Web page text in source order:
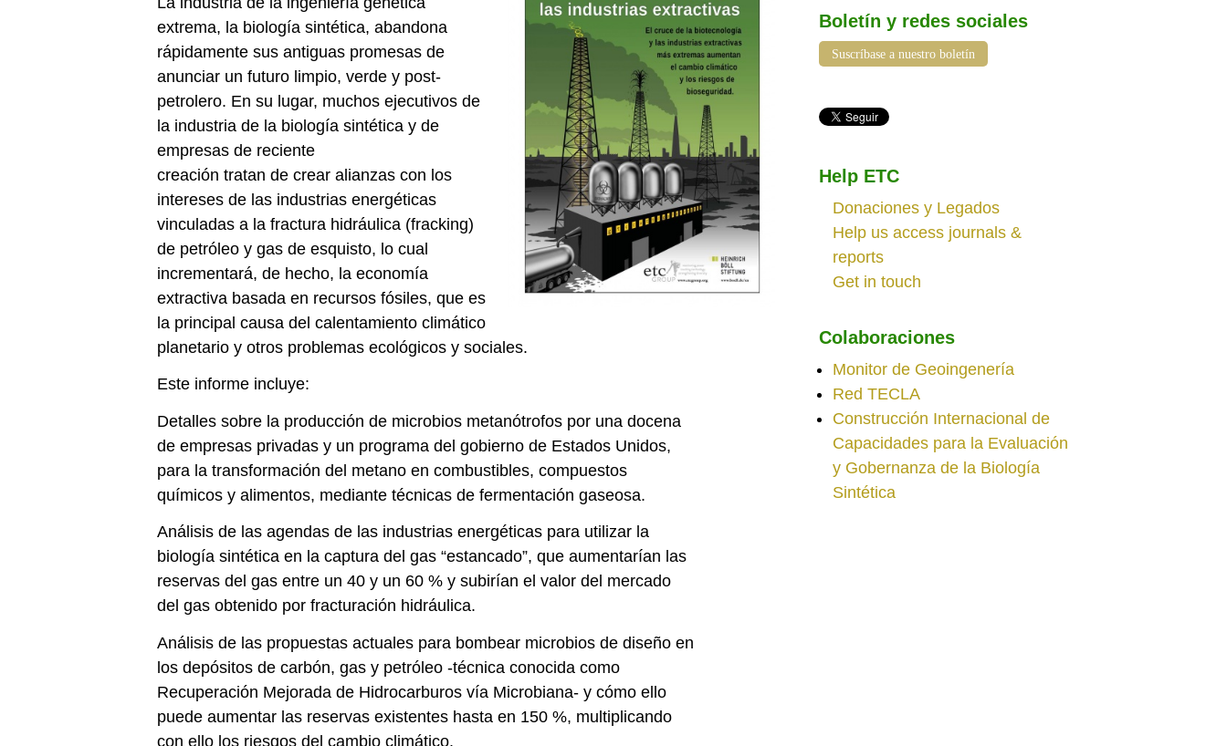
extrema, la biología sintética, abandona
rápidamente sus antiguas promesas de
anunciar un futuro limpio, verde y post-
petrolero. En su lugar, muchos ejecutivos de
la industria de la biología sintética y de
empresas de reciente
creación tratan de crear alianzas con los
intereses de las industrias energéticas
vinculadas a la fractura hidráulica (fracking)
de petróleo y gas de esquisto, lo cual
incrementará, de hecho, la economía
extractiva basada en recursos fósiles, que es
la principal causa del calentamiento climático
planetario y otros problemas ecológicos y sociales.
Este informe incluye:
Detalles sobre la producción de microbios metanótrofos por una docena
de empresas privadas y un programa del gobierno de Estados Unidos,
para la transformación del metano en combustibles, compuestos
químicos y alimentos, mediante técnicas de fermentación gaseosa.
Análisis de las agendas de las industrias energéticas para utilizar la
biología sintética en la captura del gas “estancado”, que aumentarían las
reservas del gas entre un 40 y un 60 % y subirían el valor del mercado
del gas obtenido por fracturación hidráulica.
Análisis de las propuestas actuales para bombear microbios de diseño en
los depósitos de carbón, gas y petróleo -técnica conocida como
Recuperación Mejorada de Hidrocarburos vía Microbiana- y cómo ello
puede aumentar las reservas existentes hasta en 150 %, multiplicando
con ello los riesgos del cambio climático.
Boletín y redes sociales
Suscríbase a nuestro boletín
Help ETC
Donaciones y Legados
Help us access journals &
reports
Get in touch
Colaboraciones
Monitor de Geoingenería
Red TECLA
Construcción Internacional de
Capacidades para la Evaluación
y Gobernanza de la Biología
Sintética